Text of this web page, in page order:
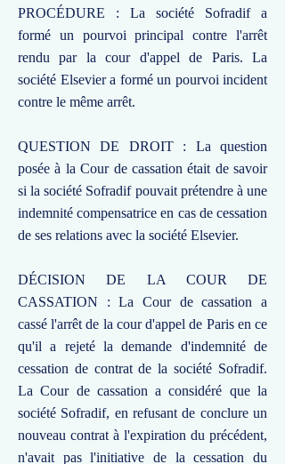
PROCÉDURE : La société Sofradif a
formé un pourvoi principal contre l'arrêt
rendu par la cour d'appel de Paris. La
société Elsevier a formé un pourvoi incident
contre le même arrêt.
QUESTION DE DROIT : La question
posée à la Cour de cassation était de savoir
si la société Sofradif pouvait prétendre à une
indemnité compensatrice en cas de cessation
de ses relations avec la société Elsevier.
DÉCISION DE LA COUR DE
CASSATION : La Cour de cassation a
cassé l'arrêt de la cour d'appel de Paris en ce
qu'il a rejeté la demande d'indemnité de
cessation de contrat de la société Sofradif.
La Cour de cassation a considéré que la
société Sofradif, en refusant de conclure un
nouveau contrat à l'expiration du précédent,
n'avait pas l'initiative de la cessation du